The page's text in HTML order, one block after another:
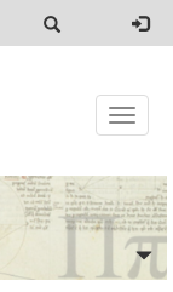
Toggle